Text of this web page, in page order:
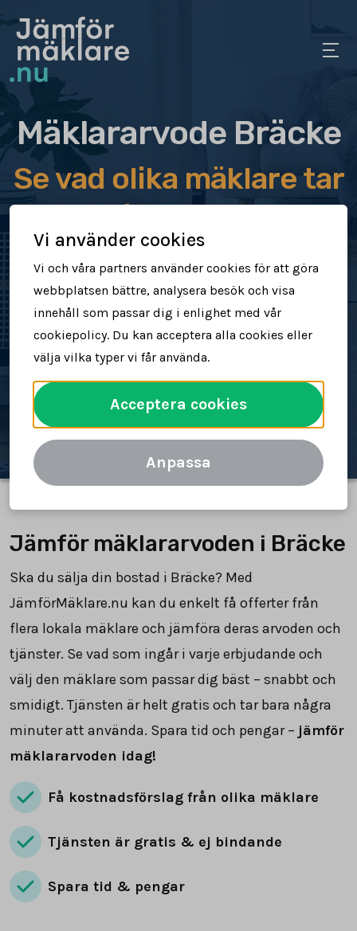
Mäklararvode Bräcke
Se vad olika mäklare tar
i arvode
Jämför mäklararvoden
Se vad mäklare tar för att sälja din
bostad
Spara tid och pengar
Jämför mäklararvoden
Jämför mäklararvoden i Bräcke
Ska du sälja din bostad i Bräcke? Med
JämförMäklare.nu kan du enkelt få offerter från
flera lokala mäklare och jämföra deras arvoden och
tjänster. Se vad som ingår i varje erbjudande och
välj den mäklare som passar dig bäst – snabbt och
smidigt. Tjänsten är helt gratis och tar bara några
minuter att använda. Spara tid och pengar – jämför
mäklararvoden idag!
Få kostnadsförslag från olika mäklare
Tjänsten är gratis & ej bindande
Spara tid & pengar
Vi använder cookies
Vi och våra partners använder cookies för att göra
webbplatsen bättre, analysera besök och visa
innehåll som passar dig i enlighet med vår
cookiepolicy. Du kan acceptera alla cookies eller
välja vilka typer vi får använda.
Acceptera cookies
Anpassa